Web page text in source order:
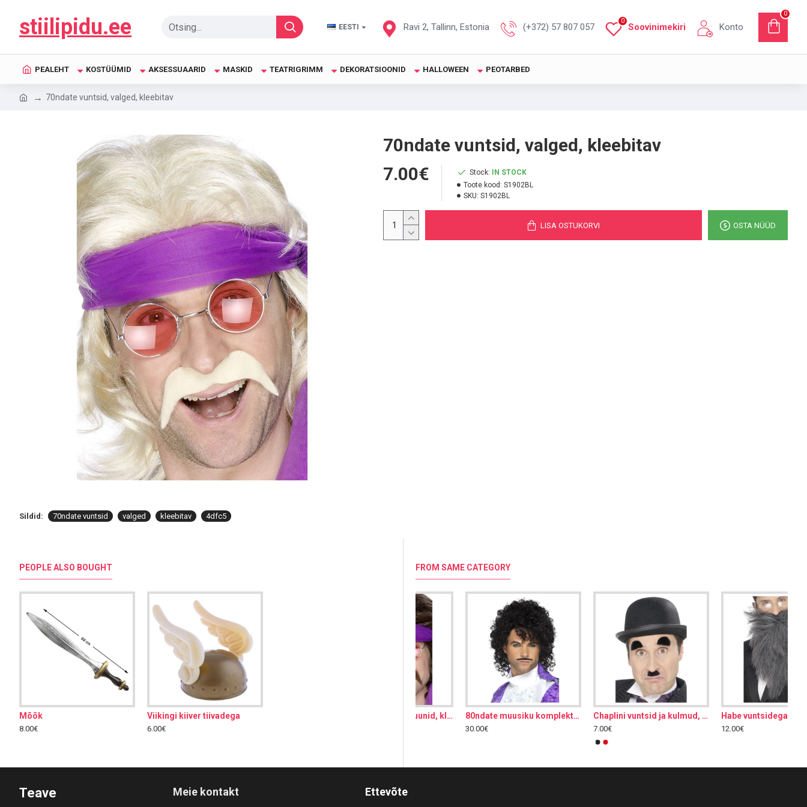
stiilipidu.ee EESTI Ravi 2, Tallinn, Estonia (+372) 57 807 057 Soovinimekiri
0
Konto
0
PEALEHT KOSTÜÜMID AKSESSUAARID MASKID TEATRIGRIMM DEKORATSIOONID HALLOWEEN PEOTARBED
70ndate vuntsid, valged, kleebitav
70ndate vuntsid, valged, kleebitav
7.00€
Stock:
IN STOCK
Toote kood: S1902BL
SKU: S1902BL
LISA OSTUKORVI OSTA NÜÜD
Sildid: 70ndate vuntsid valged kleebitav 4dfc5
PEOPLE ALSO BOUGHT
Mõõk
8.00€
Viikingi kiiver tiivadega
6.00€
FROM SAME CATEGORY
70ndate vuntsid, mustad, kleebitav
7.00€ 7.00€
Chaplini vuntsid ja kulmud, must, kleebitav Habe vuntsidega, pikk, hall Habe vuntsidega, pikk, must
Teave Meie kontakt Ettevõte